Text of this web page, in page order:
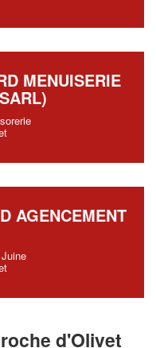
MENUISERIE
AGENCEMENT
d'Olivet